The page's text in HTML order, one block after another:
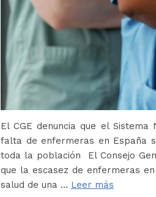
El CGE denuncia que el
falta de enfermeras en España
toda la población El Consejo
que la escasez de enfermeras
salud de una … Leer más